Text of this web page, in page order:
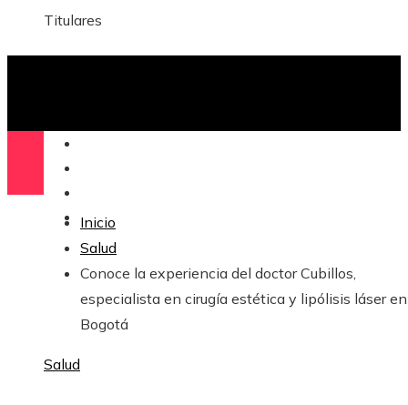
Titulares
Responsabilidad Social
Inicio
Salud
Conoce la experiencia del doctor Cubillos,
especialista en cirugía estética y lipólisis láser en
Bogotá
Salud